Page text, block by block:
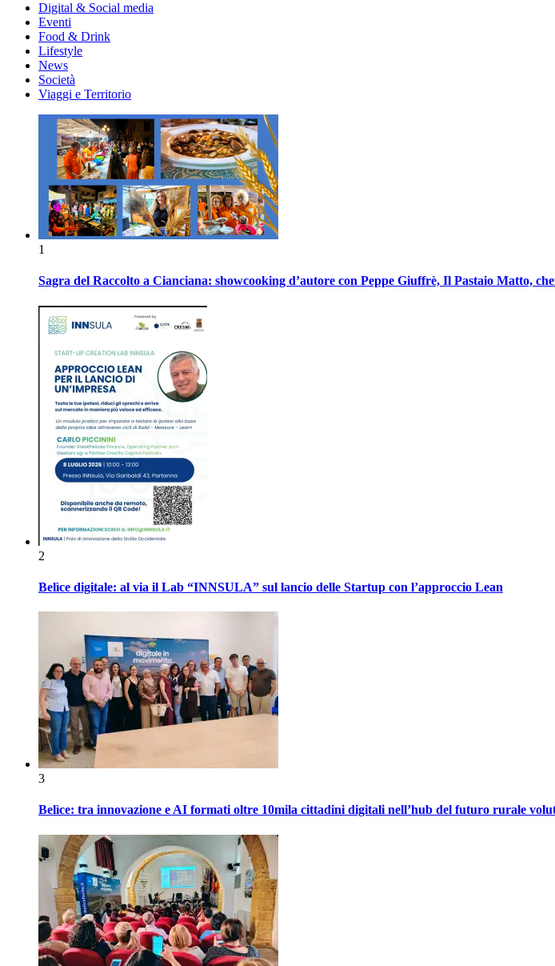
Digital & Social media
Eventi
Food & Drink
Lifestyle
News
Società
Viaggi e Territorio
1
Sagra del Raccolto a Cianciana: showcooking d’autore con Peppe Giuffrè, Il Pastaio Matto,
2
Belìce digitale: al via il Lab “INNSULA” sul lancio delle Startup con l’approccio Lean
3
Belìce: tra innovazione e AI formati oltre 10mila cittadini digitali nell’hub del futuro rurale